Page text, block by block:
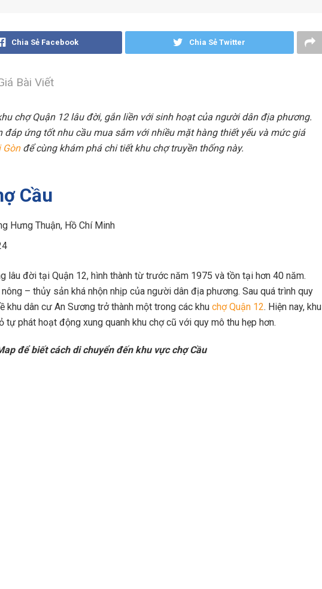
Chia Sẻ Facebook Chia Sẻ Twitter
Bài Viết
chợ Quận 12 lâu đời, gắn liền với sinh hoạt của người dân địa phương.
đáp ứng tốt nhu cầu mua sắm với nhiều mặt hàng thiết yếu và mức giá
Gònđể cùng khám phá chi tiết khu chợ truyền thống này.
Cầu
Hưng Thuận, Hồ Chí Minh
lâu đời tại Quận 12, hình thành từ trước năm 1975 và tồn tại hơn 40 năm.
– thủy sản khá nhộn nhịp của người dân địa phương. Sau quá trình quy
khu dân cư An Sương trở thành một trong các khu chợ Quận 12. Hiện nay, khu
phát hoạt động xung quanh khu chợ cũ với quy mô thu hẹp hơn.
để biết cách di chuyển đến khu vực chợ Cầu